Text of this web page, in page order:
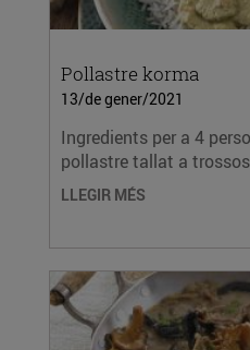
Pollastre korma
13/de gener/2021
Ingredients per a 4
pollastre tallat a
LLEGIR MÉS